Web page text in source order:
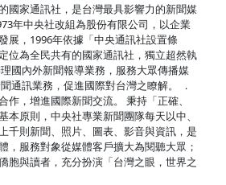
國家通訊社，是台灣最具影響力的新聞媒
年中央社改組為股份有限公司，以企業
展，1996年依據「中央通訊社設置條
位為全民共有的國家通訊社，獨立超然執
國內外新聞報導業務，服務大眾傳播媒
通訊業務，促進國際對台灣之瞭解。 ．
作，增進國際新聞交流。 秉持「正確、
本原則，中央社專業新聞團隊每天以中、
千則新聞、照片、圖表、影音與資訊，是
，服務對象從媒體客戶擴大為閱聽大眾；
胞與讀者，充分扮演「台灣之眼，世界之